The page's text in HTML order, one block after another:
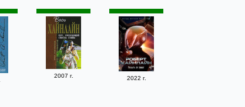
2007 г. 2022 г.